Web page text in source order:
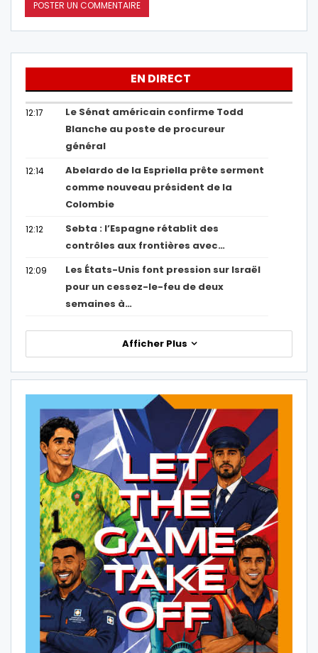
EN DIRECT
12:17
Le Sénat américain confirme Todd
Blanche au poste de procureur
général
12:14
Abelardo de la Espriella prête serment
comme nouveau président de la
Colombie
12:12
Sebta : l’Espagne rétablit des
contrôles aux frontières avec…
12:09
Les États-Unis font pression sur Israël
pour un cessez-le-feu de deux
semaines à…
Afficher Plus